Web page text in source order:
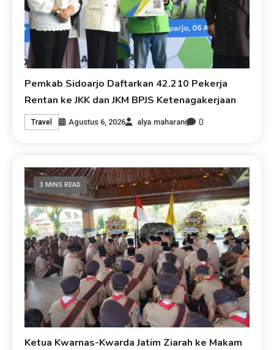
Pemkab Sidoarjo Daftarkan 42.210 Pekerja
Rentan ke JKK dan JKM BPJS Ketenagakerjaan
Travel Agustus 6, 2026 alya.maharani 0
3 MINS READ
Ketua Kwarnas-Kwarda Jatim Ziarah ke Makam